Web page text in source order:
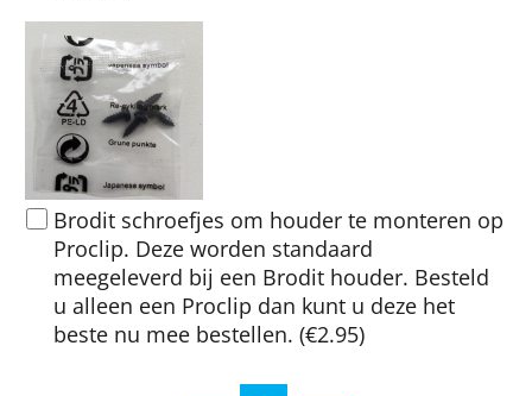
Brodit schroefjes om houder te monteren op
Proclip. Deze worden standaard
meegeleverd bij een Brodit houder. Besteld
u alleen een Proclip dan kunt u deze het
beste nu mee bestellen. (€2.95)